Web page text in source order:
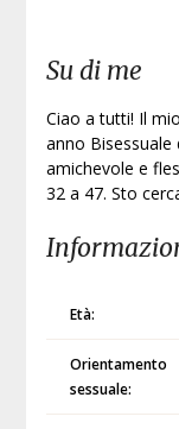
Su di me
Ciao a tutti! Il
anno Bisessuale
amichevole e
32 a 47. Sto
Età:
Orientamento
sessuale: